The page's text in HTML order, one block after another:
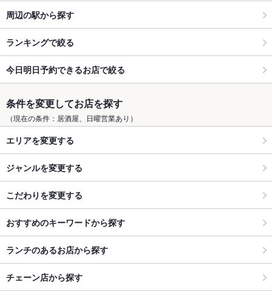
周辺の駅から探す
ランキングで絞る
今日明日予約できるお店で絞る
条件を変更してお店を探す
（現在の条件：居酒屋、日曜営業あり）
エリアを変更する
ジャンルを変更する
こだわりを変更する
おすすめのキーワードから探す
ランチのあるお店から探す
チェーン店から探す